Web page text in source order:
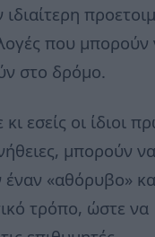
που μπορούν
στο δρόμο.
εσείς οι ίδιοι
μπορούν να
«αθόρυβο»
τρόπο, ώστε να